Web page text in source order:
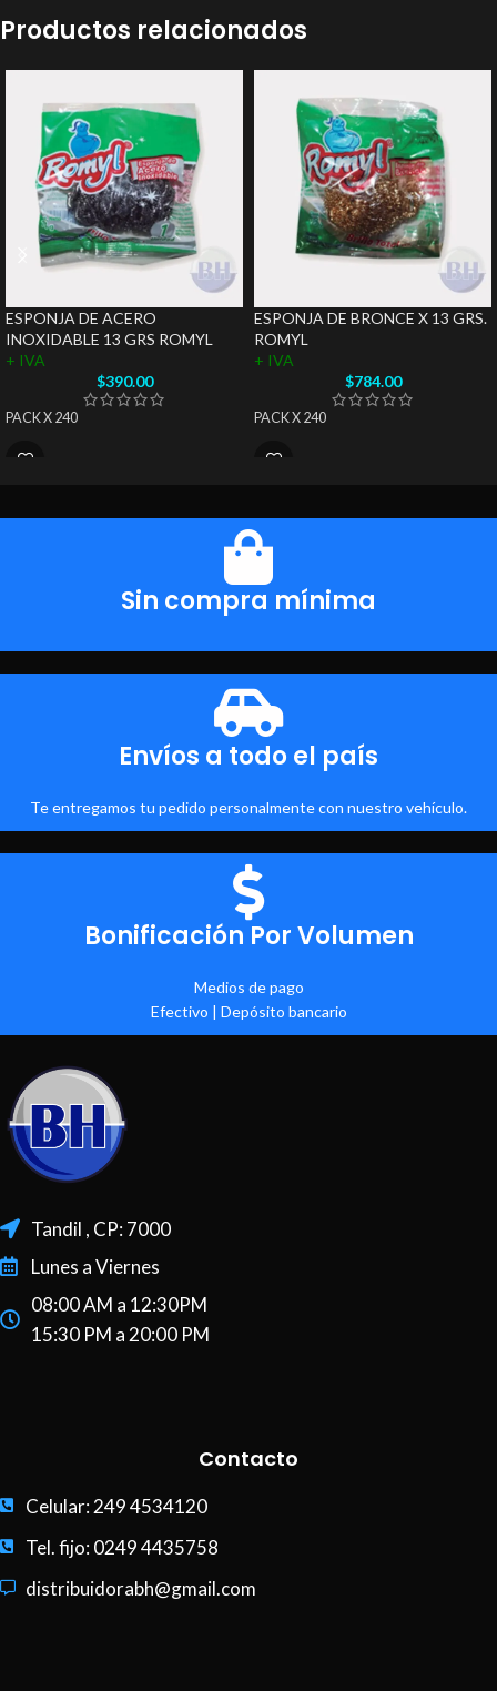
Productos relacionados
ESPONJA DE ACERO
INOXIDABLE 13 GRS ROMYL
+ IVA
$390.00
PACK X 240
ESPONJA DE BRONCE X 13 GRS.
ROMYL
+ IVA
$784.00
PACK X 240
Sin compra mínima
Envíos a todo el país
Te entregamos tu pedido personalmente con nuestro vehículo.
Bonificación Por Volumen
Medios de pago
Efectivo | Depósito bancario
Tandil , CP: 7000
Lunes a Viernes
08:00 AM a 12:30PM
15:30 PM a 20:00 PM
Contacto
Celular: 249 4534120
Tel. fijo: 0249 4435758
distribuidorabh@gmail.com